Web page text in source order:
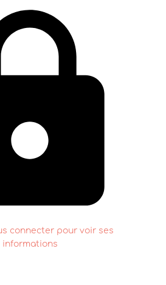
connecter pour voir ses
informations